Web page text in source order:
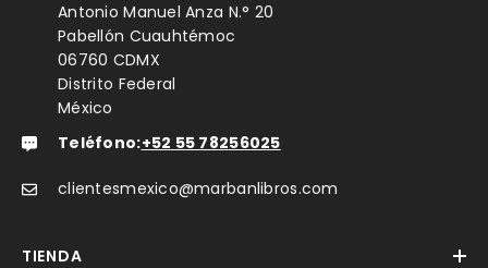
Antonio Manuel Anza N.° 20
Pabellón Cuauhtémoc
06760 CDMX
Distrito Federal
México
Teléfono:+52 55 78256025
clientesmexico@marbanlibros.com
TIENDA